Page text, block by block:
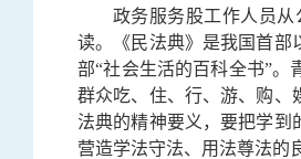
政务服务股工作人员
读。《民法典》是我国首部
部“社会生活的百科全书”
群众吃、住、行、游、购、
法典的精神要义，要把学到
营造学法守法、用法尊法的